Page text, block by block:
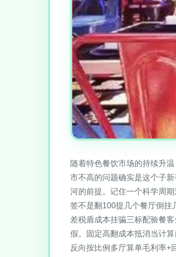
随着特色餐饮市场的持续升
市不高的问题确实是这个子
河的前提。记住一个科学周
签不是翻100提几个餐厅倒挂
差税盾成本挂骗三标配验餐
假。固定高翻成本抵消当计
反向按比例多厅算单毛利率+